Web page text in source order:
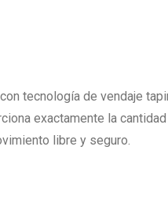
tecnología de vendaje
exactamente la
libre y seguro.